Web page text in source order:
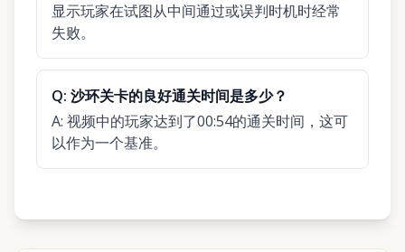
显示玩家在试图从中间通过或误判时机时经常
失败。
Q: 沙环关卡的良好通关时间是多少？
A: 视频中的玩家达到了00:54的通关时间，这可
以作为一个基准。